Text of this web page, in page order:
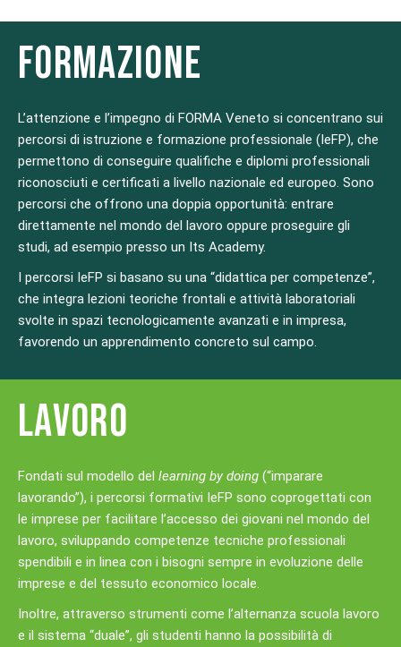
FORMAZIONE
L’attenzione e l’impegno di FORMA Veneto si concentrano sui
percorsi di istruzione e formazione professionale (IeFP), che
permettono di conseguire qualifiche e diplomi professionali
riconosciuti e certificati a livello nazionale ed europeo. Sono
percorsi che offrono una doppia opportunità: entrare
direttamente nel mondo del lavoro oppure proseguire gli
studi, ad esempio presso un Its Academy.
I percorsi IeFP si basano su una “didattica per competenze”,
che integra lezioni teoriche frontali e attività laboratoriali
svolte in spazi tecnologicamente avanzati e in impresa,
favorendo un apprendimento concreto sul campo.
LAVORO
Fondati sul modello del learning by doing (“imparare
lavorando”), i percorsi formativi IeFP sono coprogettati con
le imprese per facilitare l’accesso dei giovani nel mondo del
lavoro, sviluppando competenze tecniche professionali
spendibili e in linea con i bisogni sempre in evoluzione delle
imprese e del tessuto economico locale.
Inoltre, attraverso strumenti come l’alternanza scuola lavoro
e il sistema “duale”, gli studenti hanno la possibilità di